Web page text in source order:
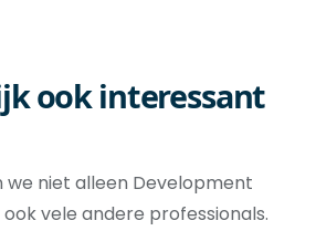
ook interessant
we niet alleen Development
vele andere professionals.